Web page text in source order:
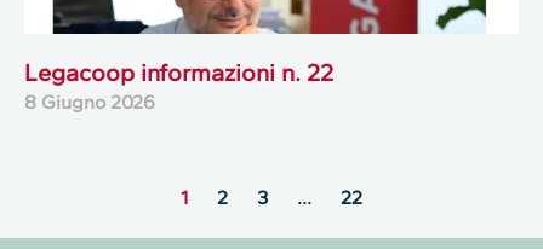
Legacoop informazioni n. 22
8 Giugno 2026
1 2 3 … 22